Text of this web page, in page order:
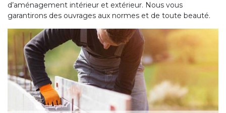
d’aménagement intérieur et extérieur. Nous vous
garantirons des ouvrages aux normes et de toute beauté.